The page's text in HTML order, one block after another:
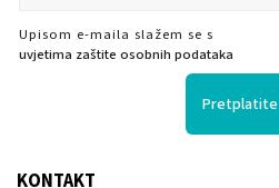
Upisom e-maila slažem se s
uvjetima zaštite osobnih podataka
Pretplatite
KONTAKT